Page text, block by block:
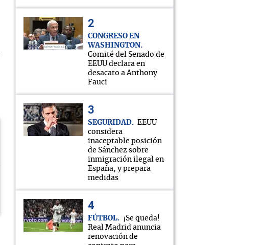
CONGRESO EN
WASHINGTON
Comité del Senado de
EEUU declara en
desacato a Anthony
Fauci
SEGURIDAD
EEUU
considera
inaceptable posición
de Sánchez sobre
inmigración ilegal en
España, y prepara
medidas
FÚTBOL
¡Se queda!
Real Madrid anuncia
renovación de